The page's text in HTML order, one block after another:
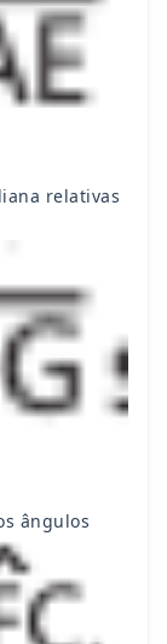
relativas
ângulos